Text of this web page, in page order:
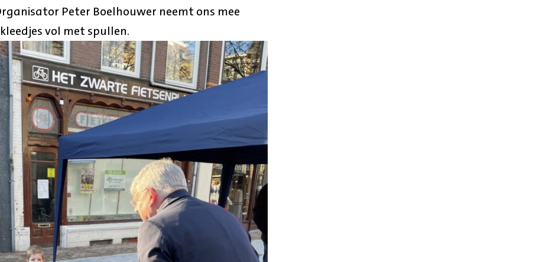
Peter Boelhouwer neemt ons mee
vol met spullen.